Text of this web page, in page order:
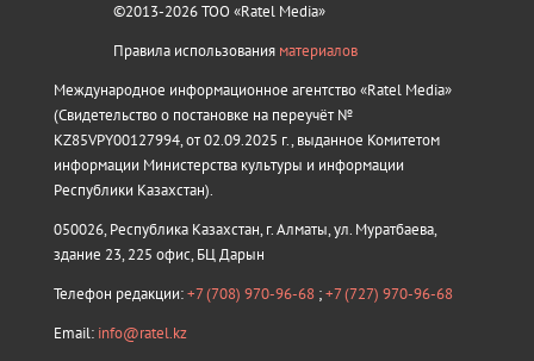
©2013-2026 ТОО «Ratel Media»
Правила использования материалов
Международное информационное агентство «Ratel Media»
(Свидетельство о постановке на переучёт №
KZ85VPY00127994, от 02.09.2025 г., выданное Комитетом
информации Министерства культуры и информации
Республики Казахстан).
050026, Республика Казахстан, г. Алматы, ул. Муратбаева,
здание 23, 225 офис, БЦ Дарын
Телефон редакции:+7 (708) 970-96-68 ;+7 (727) 970-96-68
Email: info@ratel.kz